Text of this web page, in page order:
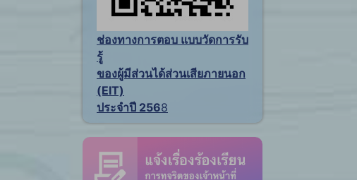
ช่องทางการตอบ แบบวัดการรับ
รู้
ของผู้มีส่วนได้ส่วนเสียภายนอก
(EIT)
ประจำปี 2568